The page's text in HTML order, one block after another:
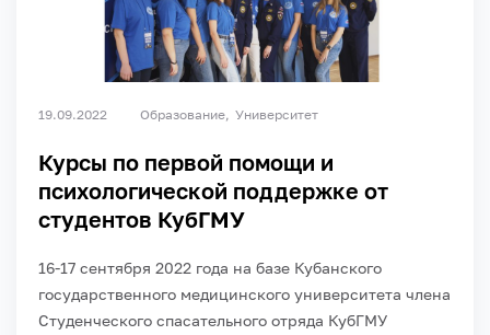
19.09.2022 Образование Университет
Курсы по первой помощи и
психологической поддержке от
студентов КубГМУ
16-17 сентября 2022 года на базе Кубанского
государственного медицинского университета члена
Студенческого спасательного отряда КубГМУ